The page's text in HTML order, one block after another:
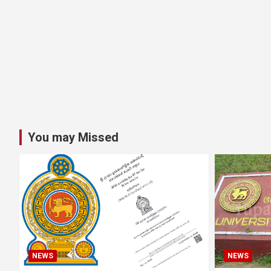
You may Missed
NEWS NEWS